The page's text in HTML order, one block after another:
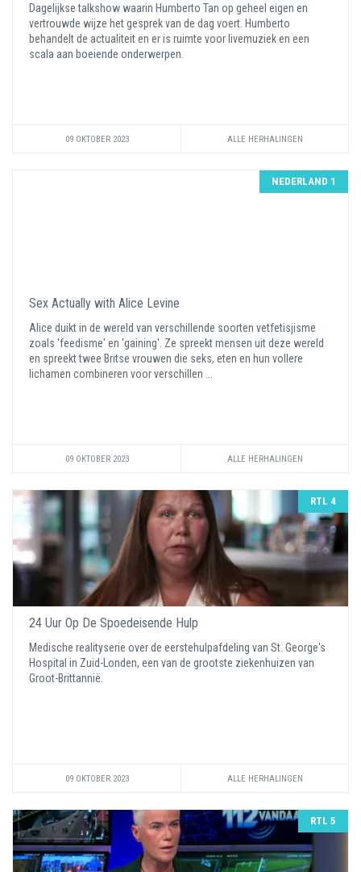
Dagelijkse talkshow waarin Humberto Tan op geheel eigen en
vertrouwde wijze het gesprek van de dag voert. Humberto
behandelt de actualiteit en er is ruimte voor livemuziek en een
scala aan boeiende onderwerpen.
09 OKTOBER 2023 ALLE HERHALINGEN
NEDERLAND 1
Sex Actually with Alice Levine
Alice duikt in de wereld van verschillende soorten vetfetisjisme
zoals 'feedisme' en 'gaining'. Ze spreekt mensen uit deze wereld
en spreekt twee Britse vrouwen die seks, eten en hun vollere
lichamen combineren voor verschillen ...
09 OKTOBER 2023 ALLE HERHALINGEN
RTL 4
24 Uur Op De Spoedeisende Hulp
Medische realityserie over de eerstehulpafdeling van St. George's
Hospital in Zuid-Londen, een van de grootste ziekenhuizen van
Groot-Brittannië.
09 OKTOBER 2023 ALLE HERHALINGEN
RTL 5